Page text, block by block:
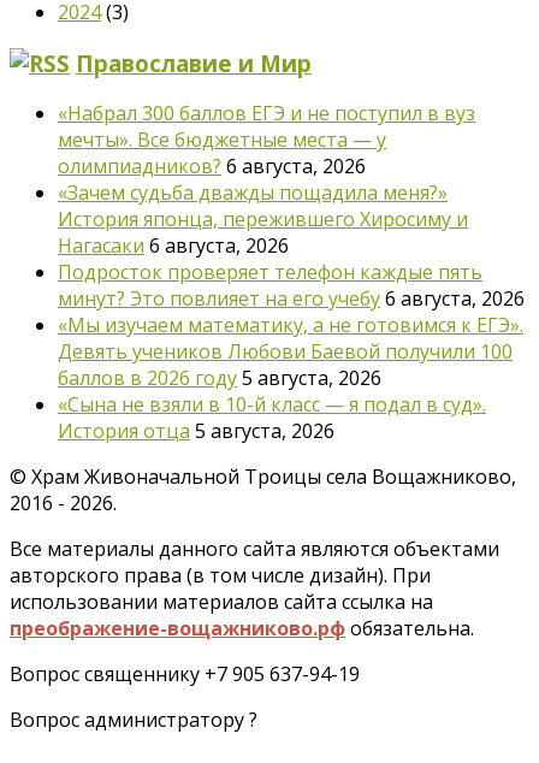
2024(3)
Православие и Мир
«Набрал 300 баллов ЕГЭ и не поступил в вуз
мечты». Все бюджетные места — у
олимпиадников? 6 августа, 2026
«Зачем судьба дважды пощадила меня?»
История японца, пережившего Хиросиму и
Нагасаки 6 августа, 2026
Подросток проверяет телефон каждые пять
минут? Это повлияет на его учебу6 августа, 2026
«Мы изучаем математику, а не готовимся к ЕГЭ».
Девять учеников Любови Баевой получили 100
баллов в 2026 году5 августа, 2026
«Сына не взяли в 10-й класс — я подал в суд».
История отца 5 августа, 2026
© Храм Живоначальной Троицы села Вощажниково,
2016 - 2026.
Все материалы данного сайта являются объектами
авторского права (в том числе дизайн). При
использовании материалов сайта ссылка на
преображение-вощажниково.рфобязательна.
Вопрос священнику +7 905 637-94-19
Вопрос администратору ?